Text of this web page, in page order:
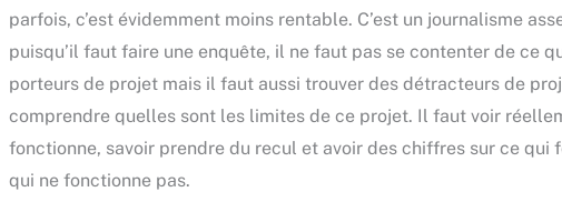
parfois, c’est évidemment moins rentable. C’est un journalisme
puisqu’il faut faire une enquête, il ne faut pas se contenter de ce
porteurs de projet mais il faut aussi trouver des détracteurs de
comprendre quelles sont les limites de ce projet. Il faut voir
fonctionne, savoir prendre du recul et avoir des chiffres sur ce qui
qui ne fonctionne pas.